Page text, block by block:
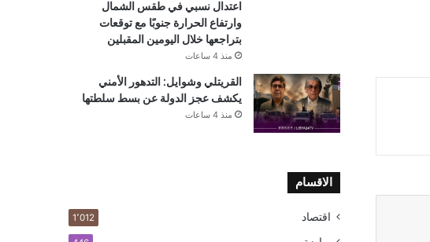
اعتدال نسبي في طقس الشمال
وارتفاع الحرارة جنوبًا مع توقعات
بتراجعها خلال اليومين المقبلين
منذ 4 ساعات
القريتلي وشوايل: التدهور الأمني
يكشف عجز الدولة عن بسط سلطتها
منذ 4 ساعات
الاقسام
اقتصاد 1٬012